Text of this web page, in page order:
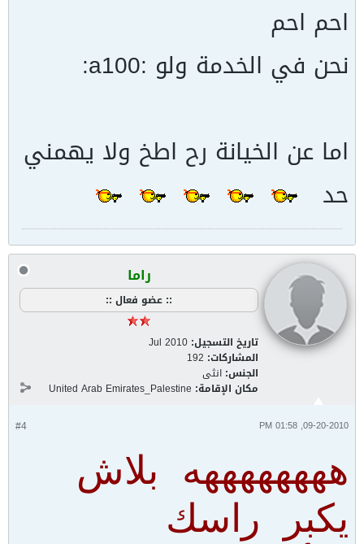
احم احم
نحن في الخدمة ولو :a100:
اما عن الخيانة رح اطخ ولا يهمني
حد
راما
:: عضو فعال ::
تاريخ التسجيل: Jul 2010
المشاركات: 192
الجنس: انثى
مكان الإقامة: United Arab Emirates_Palestine
#4 09-20-2010, 01:58 PM
ههههههههه بلاش
يكبر راسك